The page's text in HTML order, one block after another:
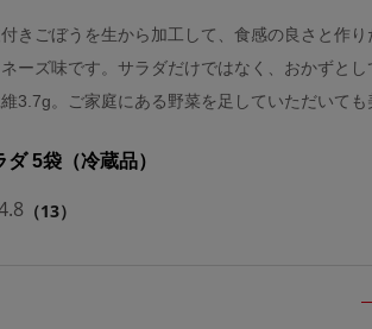
きごぼうを生から加工して、食感の良さと作
ーズ味です。サラダだけではなく、おかずと
3.7g。ご家庭にある野菜を足していただいても
ダ 5袋（冷蔵品）
（13）